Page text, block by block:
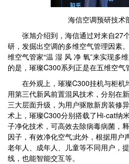
海信空调预研技术
张旭介绍到，海信通过对来自27
研，发掘出空调的多维空气管理因素
维空气管家“温 湿 风 净 氧”来实现多
的是，璀璨C300系列正是在五维空气
在外观上，璀璨C300挂机与柜机
用第三代新风前置混风技术，分别在
三大层面升级，为用户驱散新房装修
术上，璀璨C300分别搭载了Hi-cat纳
子净化技术，可高效去除病毒病菌，
因子，有效净化空气;此外，根据用户
老年人、成年人、儿童等不同用户，
线，也能智能交互等。